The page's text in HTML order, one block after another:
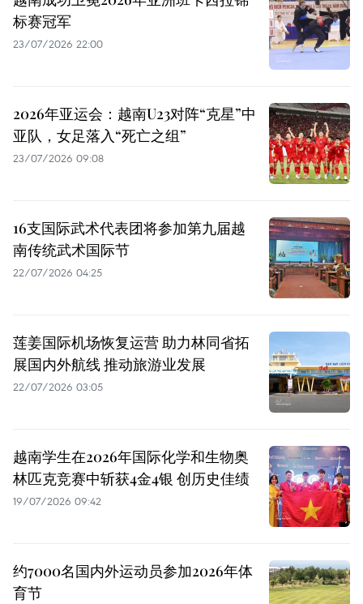
标赛冠军
23/07/2026 22:00
2026年亚运会：越南U23对阵“克星”中
亚队，女足落入“死亡之组”
23/07/2026 09:08
16支国际武术代表团将参加第九届越
南传统武术国际节
22/07/2026 04:25
莲姜国际机场恢复运营 助力林同省拓
展国内外航线 推动旅游业发展
22/07/2026 03:05
越南学生在2026年国际化学和生物奥
林匹克竞赛中斩获4金4银 创历史佳绩
19/07/2026 09:42
约7000名国内外运动员参加2026年体
育节